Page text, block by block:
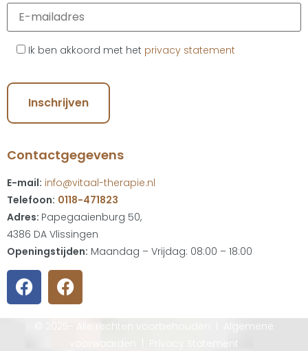
Ik ben akkoord met het privacy statement
Contactgegevens
E-mail: info@vitaal-therapie.nl
Telefoon: 0118-471823
Adres: Papegaaienburg 50,
4386 DA Vlissingen
Openingstijden: Maandag – Vrijdag: 08:00 – 18:00
© 2025- Alle rechten voorbehouden |
Algemene
Privacy Statement